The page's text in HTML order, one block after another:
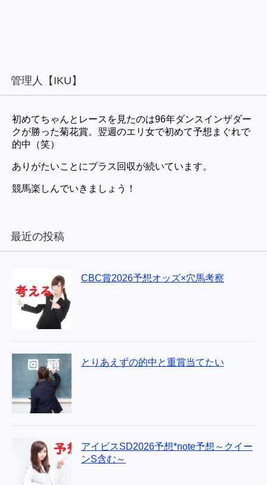
管理人【IKU】
初めてちゃんとレースを見たのは96年ダンスインザダー
クが勝った菊花賞。翌週のエリ女で初めて予想まぐれで
的中（笑）
ありがたいことにプラス回収が続いています。
競馬楽しんでいきましょう！
最近の投稿
CBC賞2026予想オッズ×穴馬考察
とりあえずの的中と重賞当てたい
アイビスSD2026予想*note予想～クイー
ンS含む～